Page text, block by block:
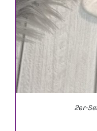
2er-